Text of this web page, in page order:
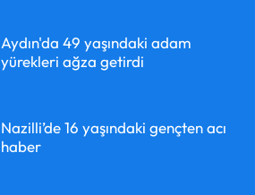
Aydın'da 49 yaşındaki adam
yürekleri ağza getirdi
Nazilli’de 16 yaşındaki gençten acı
haber